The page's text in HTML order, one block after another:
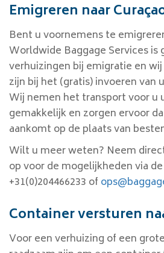
Emigreren naar
Bent u voornemens te
Worldwide Baggage Services is
verhuizingen bij emigratie en
zijn bij het (gratis) invoeren van
Wij nemen het transport voor u
gemakkelijk en zorgen ervoor
aankomt op de plaats van
Wilt u meer weten? Neem
op voor de mogelijkheden via
+31(0)204466233 of
Container versturen
Voor een verhuizing of een